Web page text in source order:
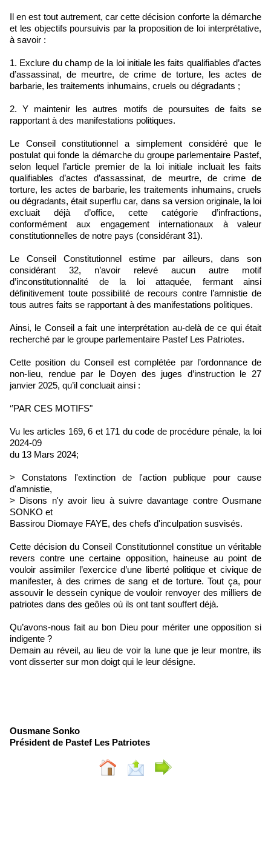
Il en est tout autrement, car cette décision conforte la démarche
et les objectifs poursuivis par la proposition de loi interprétative,
à savoir :
1. Exclure du champ de la loi initiale les faits qualifiables d’actes
d’assassinat, de meurtre, de crime de torture, les actes de
barbarie, les traitements inhumains, cruels ou dégradants ;
2. Y maintenir les autres motifs de poursuites de faits se
rapportant à des manifestations politiques.
Le Conseil constitutionnel a simplement considéré que le
postulat qui fonde la démarche du groupe parlementaire Pastef,
selon lequel l’article premier de la loi initiale incluait les faits
qualifiables d’actes d’assassinat, de meurtre, de crime de
torture, les actes de barbarie, les traitements inhumains, cruels
ou dégradants, était superflu car, dans sa version originale, la loi
excluait déjà d’office, cette catégorie d’infractions,
conformément aux engagement internationaux à valeur
constitutionnelles de notre pays (considérant 31).
Le Conseil Constitutionnel estime par ailleurs, dans son
considérant 32, n’avoir relevé aucun autre motif
d’inconstitutionnalité de la loi attaquée, fermant ainsi
définitivement toute possibilité de recours contre l’amnistie de
tous autres faits se rapportant à des manifestations politiques.
Ainsi, le Conseil a fait une interprétation au-delà de ce qui était
recherché par le groupe parlementaire Pastef Les Patriotes.
Cette position du Conseil est complétée par l’ordonnance de
non-lieu, rendue par le Doyen des juges d’instruction le 27
janvier 2025, qu’il concluait ainsi :
‘’PAR CES MOTIFS"
Vu les articles 169, 6 et 171 du code de procédure pénale, la loi
2024-09
du 13 Mars 2024;
> Constatons l'extinction de l'action publique pour cause
d'amnistie,
> Disons n'y avoir lieu à suivre davantage contre Ousmane
SONKO et
Bassirou Diomaye FAYE, des chefs d'inculpation susvisés.
Cette décision du Conseil Constitutionnel constitue un véritable
revers contre une certaine opposition, haineuse au point de
vouloir assimiler l’exercice d’une liberté politique et civique de
manifester, à des crimes de sang et de torture. Tout ça, pour
assouvir le dessein cynique de vouloir renvoyer des milliers de
patriotes dans des geôles où ils ont tant souffert déjà.
Qu’avons-nous fait au bon Dieu pour mériter une opposition si
indigente ?
Demain au réveil, au lieu de voir la lune que je leur montre, ils
vont disserter sur mon doigt qui le leur désigne.
Ousmane Sonko
Président de Pastef Les Patriotes